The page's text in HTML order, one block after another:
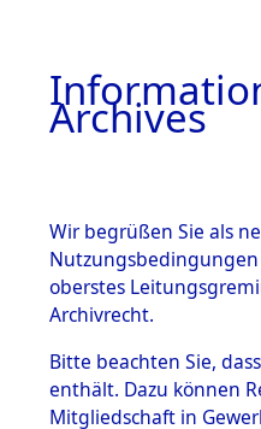
BESTÄNDE
1.
Archives
Wir begrüßen Sie als
Nutzungsbedingungen
oberstes
Archivrecht.
Bitte beachten Sie,
enthält. Dazu können
Mitgliedschaft in